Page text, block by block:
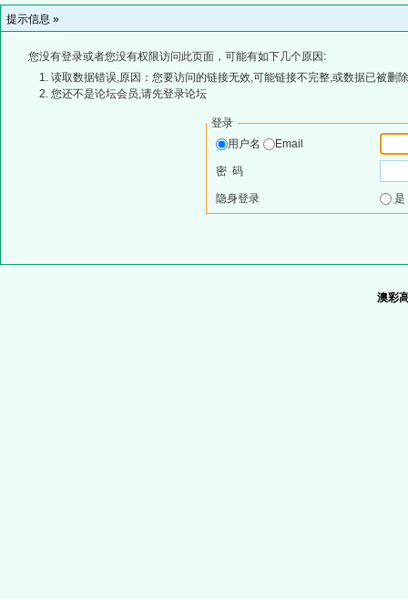
提示信息 »
您没有登录或者您没有权限访问此页面，可能有如下几个原因:
读取数据错误,原因：您要访问的链接无效,可能链接不完整,或数据已被删
您还不是论坛会员,请先登录论坛
登录
用户名
Email
密 码
隐身登录
澳彩